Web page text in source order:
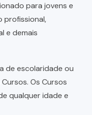
para jovens e
profissional,
e demais
de escolaridade ou
Os Cursos
qualquer idade e